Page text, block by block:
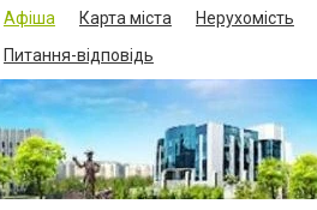
Афіша Карта міста Нерухомість
Питання-відповідь